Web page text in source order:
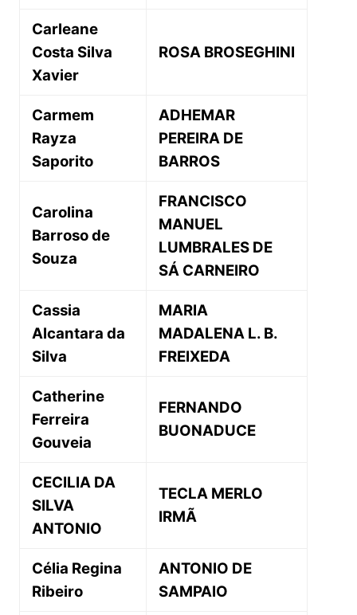
Carleane
Costa Silva
Xavier
ROSA BROSEGHINI
Carmem
Rayza
Saporito
ADHEMAR
PEREIRA DE
BARROS
Carolina
Barroso de
Souza
FRANCISCO
MANUEL
LUMBRALES DE
SÁ CARNEIRO
Cassia
Alcantara da
Silva
MARIA
MADALENA L. B.
FREIXEDA
Catherine
Ferreira
Gouveia
FERNANDO
BUONADUCE
CECILIA DA
SILVA
ANTONIO
TECLA MERLO
IRMÃ
Célia Regina
Ribeiro
ANTONIO DE
SAMPAIO